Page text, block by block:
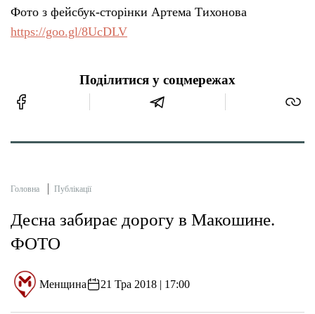
Фото з фейсбук-сторінки Артема Тихонова
https://goo.gl/8UcDLV
Поділитися у соцмережах
Головна Публікації
Десна забирає дорогу в Макошине.
ФОТО
Менщина 21 Тра 2018 | 17:00